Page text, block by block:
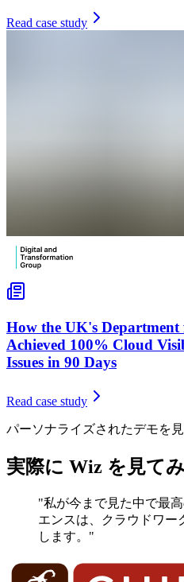
Read case study
How the UK's
Achieved 100% Cloud
Issues in 90 Days
Read case study
パーソナライズされたデモを
実際に Wiz を見て
"私が今まで見た中で最
エンスは、クラウドワー
します。"